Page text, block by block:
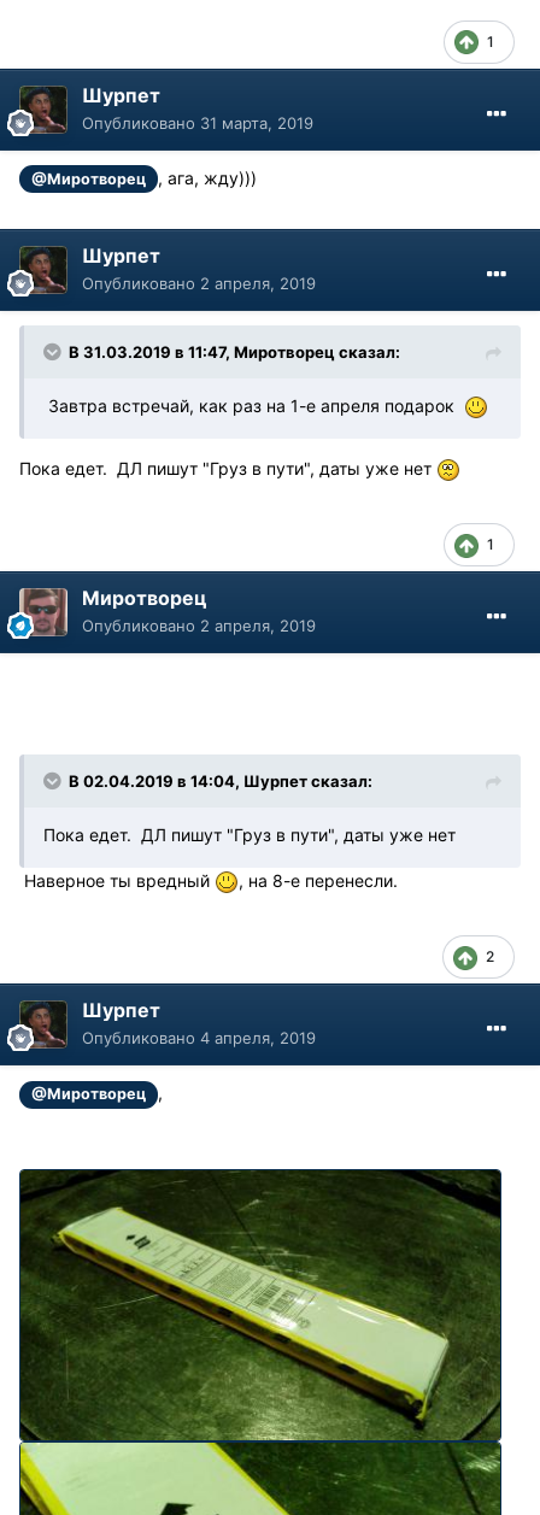
1
Шурпет
Опубликовано 31 марта, 2019
@Миротворец , ага, жду)))
Шурпет
Опубликовано 2 апреля, 2019
В 31.03.2019 в 11:47, Миротворец сказал:
Завтра встречай, как раз на 1-е апреля подарок
Пока едет. ДЛ пишут "Груз в пути", даты уже нет
1
Миротворец
Опубликовано 2 апреля, 2019
В 02.04.2019 в 14:04, Шурпет сказал:
Пока едет. ДЛ пишут "Груз в пути", даты уже нет
Наверное ты вредный , на 8-е перенесли.
2
Шурпет
Опубликовано 4 апреля, 2019
@Миротворец ,